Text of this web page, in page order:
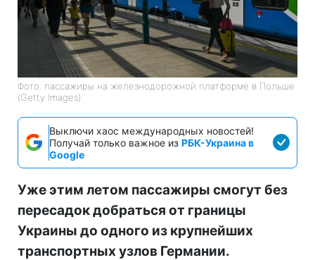
Фото: пассажиры на железнодорожной платформе в Польше
(Getty Images)
Выключи хаос международных новостей!
Получай только важное из РБК-Украина в
Google
Уже этим летом пассажиры смогут без
пересадок добраться от границы
Украины до одного из крупнейших
транспортных узлов Германии.